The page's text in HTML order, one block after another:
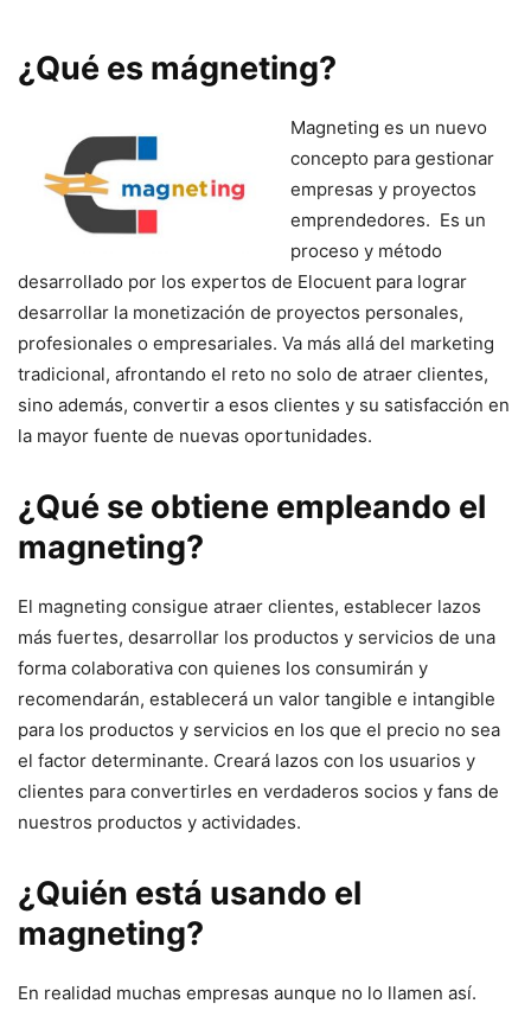
¿Qué es mágneting?
Magneting es un nuevo
concepto para gestionar
empresas y proyectos
emprendedores. Es un
proceso y método
desarrollado por los expertos de Elocuent para lograr
desarrollar la monetización de proyectos personales,
profesionales o empresariales. Va más allá del marketing
tradicional, afrontando el reto no solo de atraer clientes,
sino además, convertir a esos clientes y su satisfacción en
la mayor fuente de nuevas oportunidades.
¿Qué se obtiene empleando el
magneting?
El magneting consigue atraer clientes, establecer lazos
más fuertes, desarrollar los productos y servicios de una
forma colaborativa con quienes los consumirán y
recomendarán, establecerá un valor tangible e intangible
para los productos y servicios en los que el precio no sea
el factor determinante. Creará lazos con los usuarios y
clientes para convertirles en verdaderos socios y fans de
nuestros productos y actividades.
¿Quién está usando el
magneting?
En realidad muchas empresas aunque no lo llamen así.